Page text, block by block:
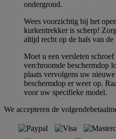
ondergrond.
Wees voorzichtig bij het
kurkentrekker is scherp!
altijd recht op de hals van
Moet u een versleten
verchroomde beschermdop
plaats vervolgens uw
beschermdop er weer op.
voor uw specifieke model.
We accepteren de